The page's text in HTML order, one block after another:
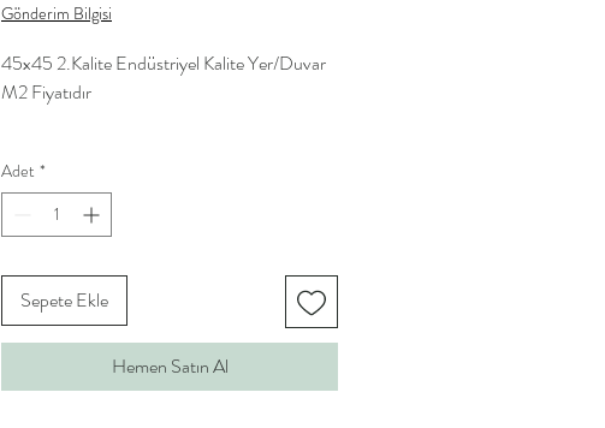
Gönderim Bilgisi
45x45 2.Kalite Endüstriyel Kalite Yer/Duvar
M2 Fiyatıdır
Adet *
Sepete Ekle
Hemen Satın Al